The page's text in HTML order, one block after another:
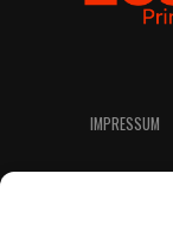
IMPRES­SUM